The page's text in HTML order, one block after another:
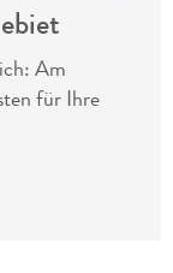
Am
für Ihre